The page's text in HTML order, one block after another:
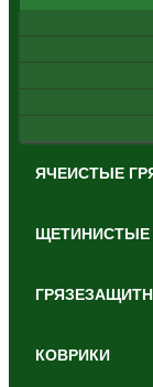
ЯЧЕИСТЫЕ
КОВРИКИ